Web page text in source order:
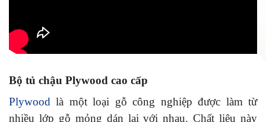
Bộ tủ chậu Plywood cao cấp
Plywood là một loại gỗ công nghiệp được làm từ
nhiều lớp gỗ mỏng dán lại với nhau. Chất liệu này